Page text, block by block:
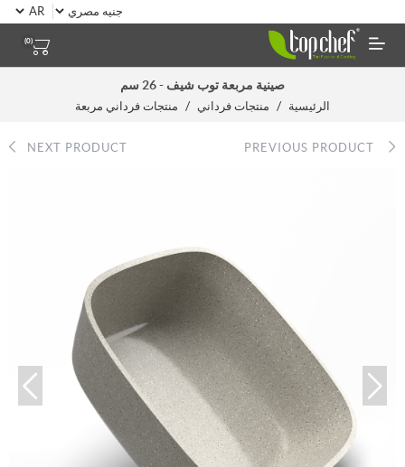
(0)
صينية مربعة توب شيف - 26 سم
الرئيسية / منتجات فرداني / منتجات فرداني مربعة
NEXT PRODUCT